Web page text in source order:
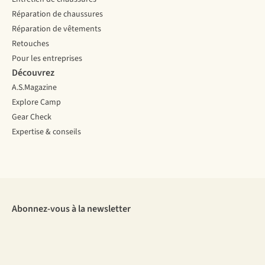
Réparation de chaussures
Réparation de vêtements
Retouches
Pour les entreprises
Découvrez
A.S.Magazine
Explore Camp
Gear Check
Expertise & conseils
Abonnez-vous à la newsletter